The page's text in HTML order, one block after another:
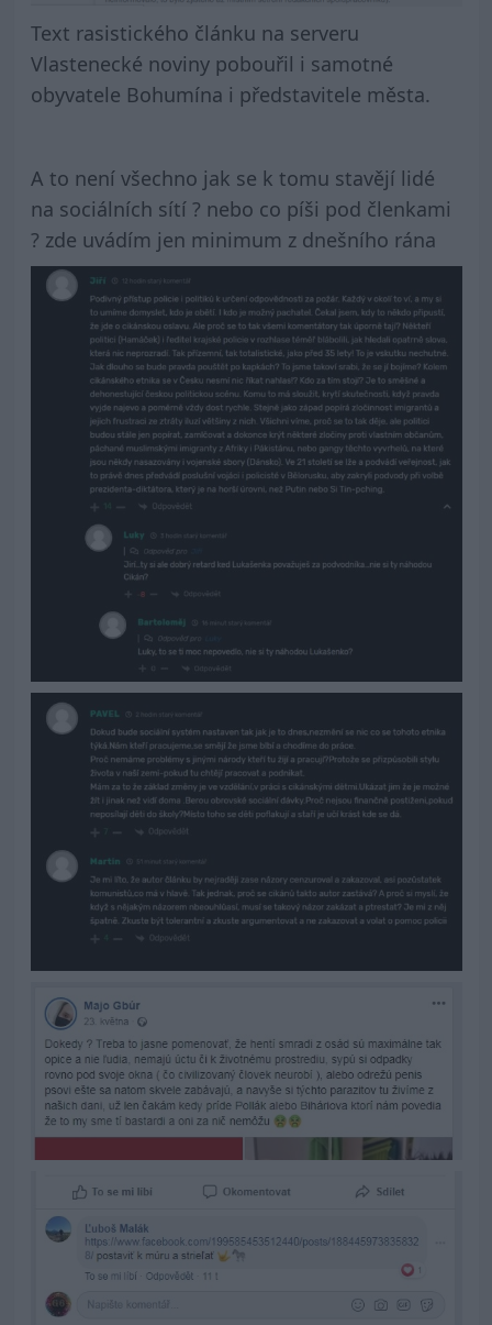
Text rasistického článku na serveru
Vlastenecké noviny pobouřil i samotné
obyvatele Bohumína i představitele města.
A to není všechno jak se k tomu stavějí lidé
na sociálních sítí ? nebo co píši pod členkami
? zde uvádím jen minimum z dnešního rána